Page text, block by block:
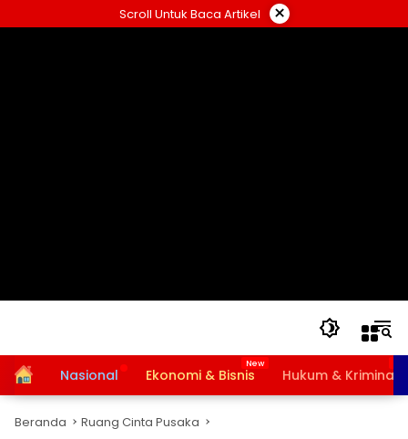
ke
Scroll Untuk Baca Artikel ×
HomeNasional Ekonomi & Bisnis Hukum & Kriminal
Beranda Ruang Cinta Pusaka